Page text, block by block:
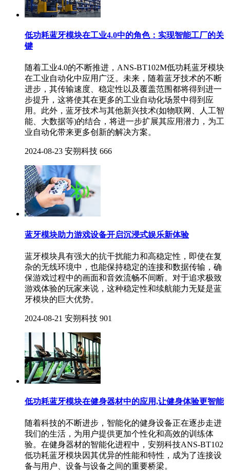
低功耗蓝牙模块在工业4.0中的角色：实现智能工厂的关
键
随着工业4.0的不断推进，ANS-BT102M低功耗蓝牙模块
在工业自动化中应用广泛。未来，随着蓝牙技术的不断
进步，其传输速度、稳定性以及覆盖范围都将得到进一
步提升，这将使其在更多的工业自动化场景中得到应
用。此外，蓝牙技术与其他新兴技术(如物联网、人工智
能、大数据等)的结合，将进一步扩展其应用潜力，为工
业自动化带来更多创新的解决方案。
2024-08-23 安朔科技 666
蓝牙模块助力游戏设备开启沉浸式娱乐新体验
蓝牙模块具有强大的抗干扰能力和高稳定性，即使在复
杂的无线环境中，也能保持稳定的连接和数据传输，确
保游戏过程中的画面和音效流畅不间断。对于追求极致
游戏体验的玩家来说，这种稳定性和续航能力无疑是蓝
牙模块的巨大优势。
2024-08-21 安朔科技 901
低功耗蓝牙模块在健身器材中的应用,让健身体验更智能
随着科技的不断进步，智能化的健身设备正在逐步走进
我们的生活，为用户提供更加个性化和高效的训练体
验。在健身器材的智能化进程中，安朔科技ANS-BT102
低功耗蓝牙模块因其优异的性能和特性，成为了连接设
备与用户、设备与设备之间的重要桥梁。